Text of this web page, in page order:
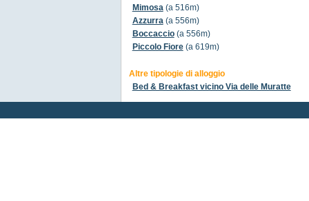
Mimosa(a 516m)
Azzurra(a 556m)
Boccaccio(a 556m)
Piccolo Fiore(a 619m)
Altre tipologie di alloggio
Bed & Breakfast vicino Via delle Muratte